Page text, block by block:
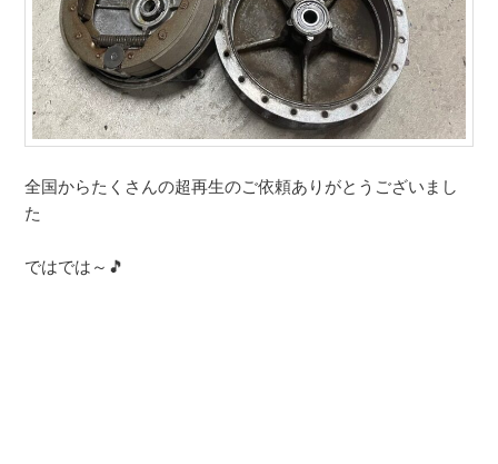
全国からたくさんの超再生のご依頼ありがとうございまし
た
ではでは～🎵